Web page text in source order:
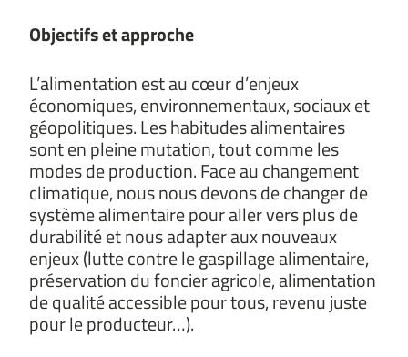
Objectifs et approche
L’alimentation est au cœur d’enjeux
économiques, environnementaux, sociaux et
géopolitiques. Les habitudes alimentaires
sont en pleine mutation, tout comme les
modes de production. Face au changement
climatique, nous nous devons de changer de
système alimentaire pour aller vers plus de
durabilité et nous adapter aux nouveaux
enjeux (lutte contre le gaspillage alimentaire,
préservation du foncier agricole, alimentation
de qualité accessible pour tous, revenu juste
pour le producteur…).